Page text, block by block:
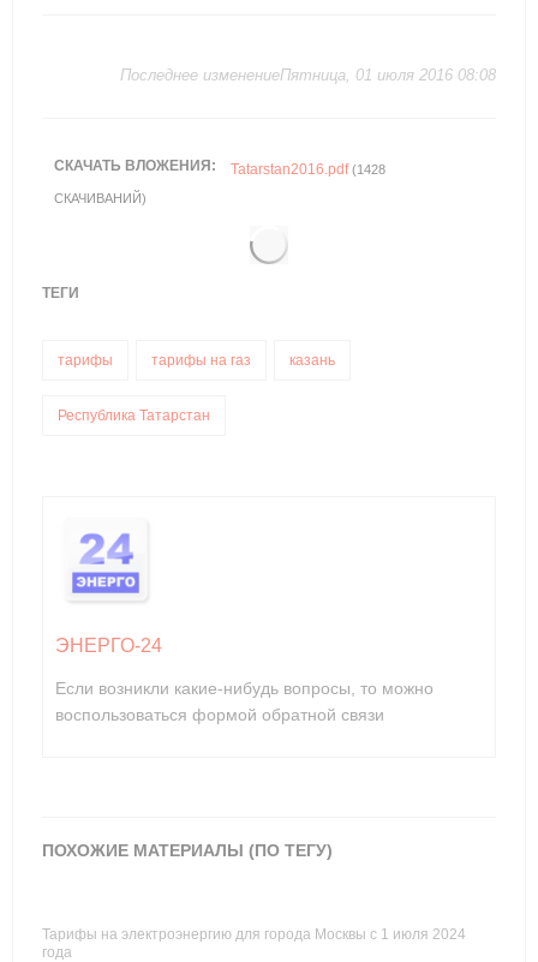
Последнее изменениеПятница, 01 июля 2016 08:08
СКАЧАТЬ ВЛОЖЕНИЯ: Tatarstan2016.pdf(1428
СКАЧИВАНИЙ)
ТЕГИ
тарифы тарифы на газ казань
Республика Татарстан
ЭНЕРГО-24
Если возникли какие-нибудь вопросы, то можно
воспользоваться формой обратной связи
ПОХОЖИЕ МАТЕРИАЛЫ (ПО ТЕГУ)
Тарифы на электроэнергию для города Москвы с 1 июля 2024
года